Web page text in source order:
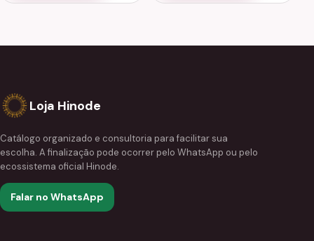
Loja Hinode
Catálogo organizado e consultoria para facilitar sua
escolha. A finalização pode ocorrer pelo WhatsApp ou pelo
ecossistema oficial Hinode.
Falar no WhatsApp